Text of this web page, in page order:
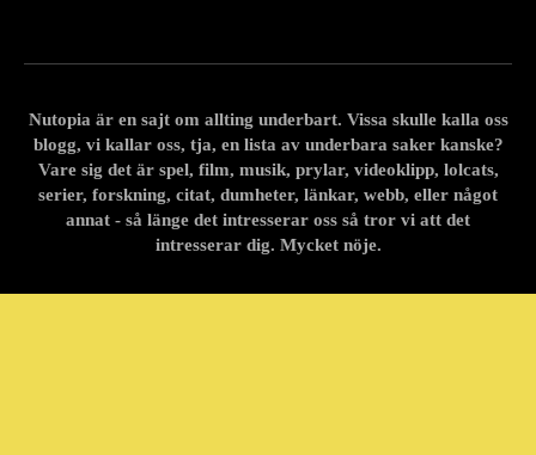
Nutopia är en sajt om allting underbart. Vissa skulle kalla oss
blogg, vi kallar oss, tja, en lista av underbara saker kanske?
Vare sig det är spel, film, musik, prylar, videoklipp, lolcats,
serier, forskning, citat, dumheter, länkar, webb, eller något
annat - så länge det intresserar oss så tror vi att det
intresserar dig. Mycket nöje.